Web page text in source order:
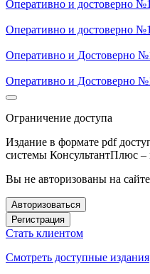
Оперативно и достоверно
Оперативно и достоверно
Оперативно и Достоверно
Оперативно и Достоверно
Ограничение доступа
Издание в формате pdf
системы
Вы не авторизованы на
Авторизоваться
Регистрация
Стать клиентом
Смотреть доступные издания